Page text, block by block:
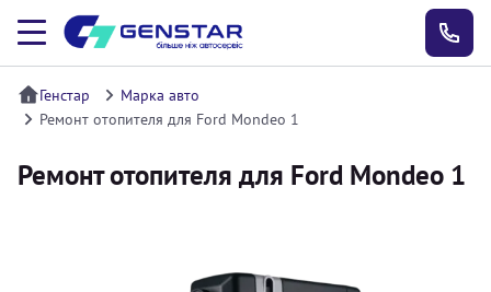
Генстар
Марка авто
Ремонт отопителя для Ford Mondeo 1
Ремонт отопителя для Ford Mondeo 1